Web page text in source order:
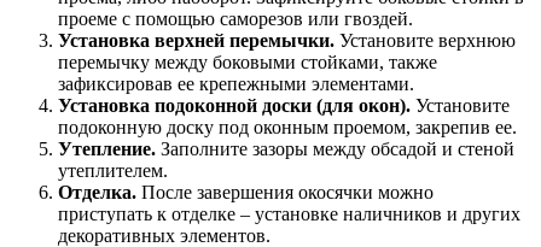
проеме с помощью саморезов или гвоздей.
Установка верхней перемычки. Установите верхнюю
перемычку между боковыми стойками, также
зафиксировав ее крепежными элементами.
Установка подоконной доски (для окон). Установите
подоконную доску под оконным проемом, закрепив ее.
Утепление. Заполните зазоры между обсадой и стеной
утеплителем.
Отделка. После завершения окосячки можно
приступать к отделке – установке наличников и других
декоративных элементов.